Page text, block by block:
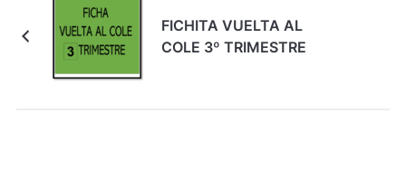
FICHITA VUELTA AL
COLE 3º TRIMESTRE